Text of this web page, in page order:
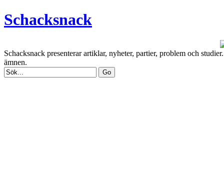
Schacksnack
Schacksnack presenterar artiklar, nyheter, partier, problem och
ämnen.